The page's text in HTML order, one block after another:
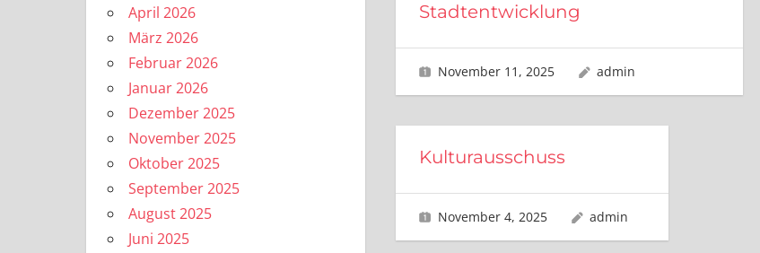
Stadtentwicklung
November 11, 2025 admin
Kulturausschuss
November 4, 2025 admin
April 2026
März 2026
Februar 2026
Januar 2026
Dezember 2025
November 2025
Oktober 2025
September 2025
August 2025
Juni 2025